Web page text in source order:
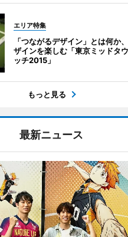
エリア特集
「つながるデザイン」とは何か
ザインを楽しむ「東京ミッドタ
ッチ2015」
もっと見る
最新ニュース